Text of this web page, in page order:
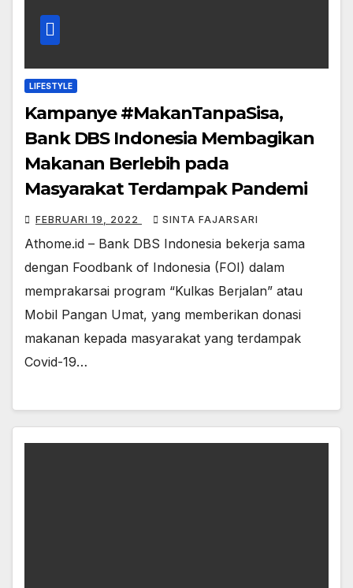
LIFESTYLE
Kampanye #MakanTanpaSisa,
Bank DBS Indonesia Membagikan
Makanan Berlebih pada
Masyarakat Terdampak Pandemi
FEBRUARI 19, 2022 SINTA FAJARSARI
Athome.id – Bank DBS Indonesia bekerja sama
dengan Foodbank of Indonesia (FOI) dalam
memprakarsai program “Kulkas Berjalan” atau
Mobil Pangan Umat, yang memberikan donasi
makanan kepada masyarakat yang terdampak
Covid-19…